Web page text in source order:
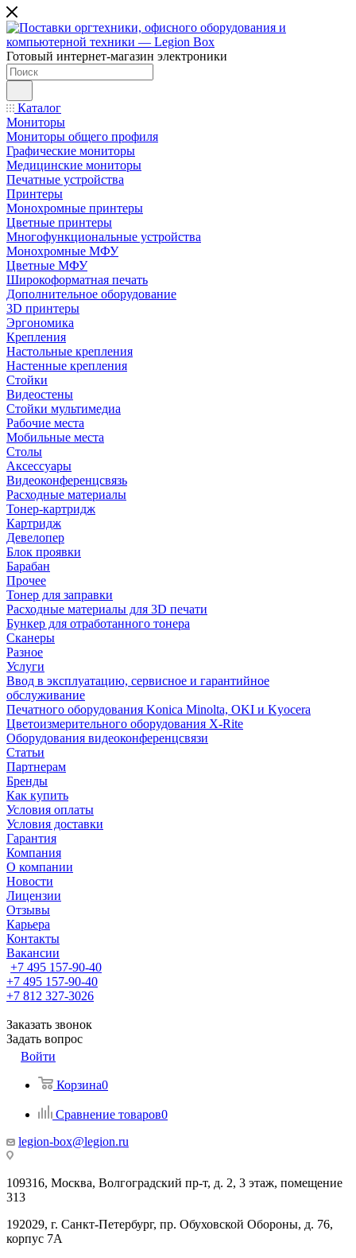
Готовый интернет-магазин электроники
Каталог
Мониторы
Мониторы общего профиля
Графические мониторы
Медицинские мониторы
Печатные устройства
Принтеры
Моноxромныe принтеры
Цвeтныe принтеры
Многофункциональные устройства
Монохромные МФУ
Цветные МФУ
Широкоформатная печать
Дополнительное оборудование
3D принтеры
Эргономика
Крепления
Настольные крепления
Настенные крепления
Стойки
Видеостены
Стойки мультимедиа
Рабочие места
Мобильные места
Столы
Аксессуары
Видеоконференцсвязь
Расходные материалы
Тонер-картридж
Картридж
Девелопер
Блок проявки
Барабан
Прочее
Тонер для заправки
Расходные материалы для 3D печати
Бункер для отработанного тонера
Сканеры
Разное
Услуги
Ввод в эксплуатацию, сервисное и гарантийное
обслуживание
Печатного оборудования Konica Minolta, OKI и Kyocera
Цветоизмерительного оборудования X-Rite
Оборудования видеоконференцсвязи
Статьи
Партнерам
Бренды
Как купить
Условия оплаты
Условия доставки
Гарантия
Компания
О компании
Новости
Лицензии
Отзывы
Карьера
Контакты
Вакансии
+7 495 157-90-40
+7 495 157-90-40
+7 812 327-3026
Заказать звонок
Задать вопрос
Войти
Корзина0
Сравнение товаров0
legion-box@legion.ru
109316, Москва, Волгоградский пр-т, д. 2, 3 этаж, помещение
313
192029, г. Санкт-Петербург, пр. Обуховской Обороны, д. 76,
корпус 7А